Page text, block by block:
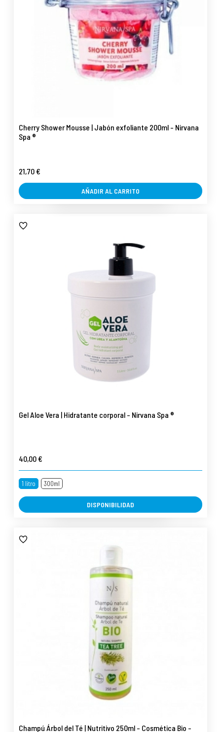
Cherry Shower Mousse | Jabón exfoliante 200ml - Nirvana
Spa ®
21,70 €
AÑADIR AL CARRITO
Gel Aloe Vera | Hidratante corporal - Nirvana Spa ®
40,00 €
1 litro 300ml
DISPONIBILIDAD
Champú Árbol del Té | Nutritivo 250ml - Cosmética Bio -